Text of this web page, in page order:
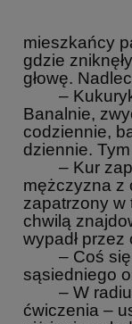
mieszkańcy
gdzie
głowę.
–
Banalnie,
codziennie,
dziennie.
– Kur
mężczyzna z
zapatrzony w
chwilą
wypadł przez
– Coś się
sąsiedniego
– W radiu
ćwiczenia –